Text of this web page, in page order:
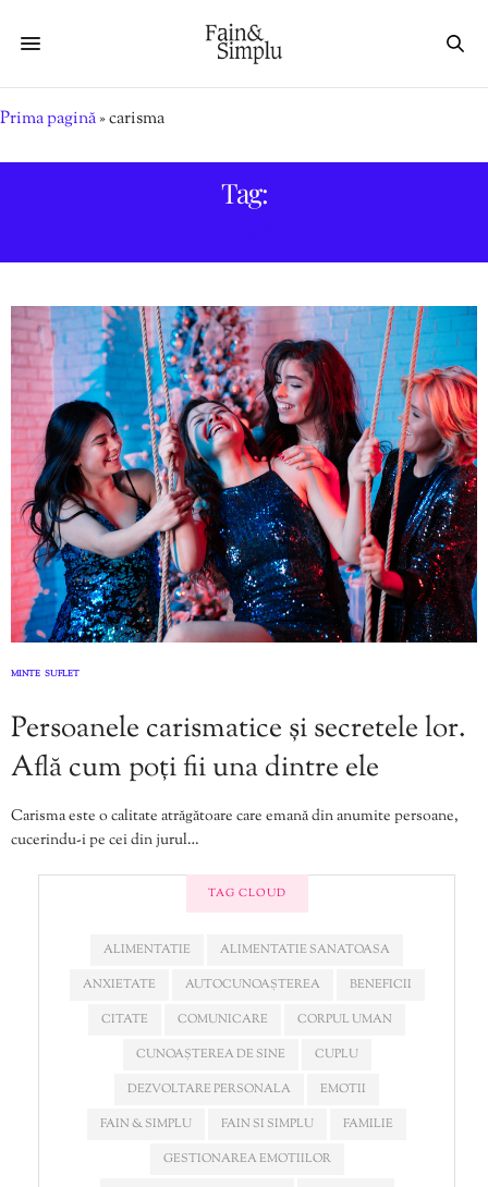
Prima pagină»carisma
Tag:
MINTE SUFLET
Persoanele carismatice și secretele lor.
Află cum poți fii una dintre ele
Carisma este o calitate atrăgătoare care emană din anumite persoane,
cucerindu-i pe cei din jurul…
TAG CLOUD
ALIMENTATIE
ALIMENTATIE SANATOASA
ANXIETATE
AUTOCUNOAȘTEREA
BENEFICII
CITATE
COMUNICARE
CORPUL UMAN
CUNOAȘTEREA DE SINE
CUPLU
DEZVOLTARE PERSONALA
EMOTII
FAIN & SIMPLU
FAIN SI SIMPLU
FAMILIE
GESTIONAREA EMOTIILOR